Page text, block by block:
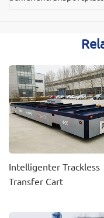
Intelligenter Trackless
Transfer Cart